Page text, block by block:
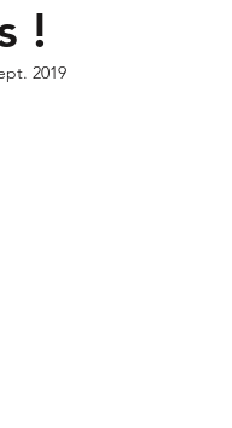
!
2019